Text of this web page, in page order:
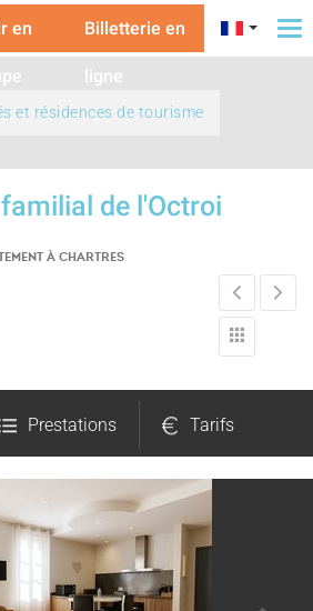
en Billetterie en
ligne
et résidences de tourisme
de l'Octroi
À CHARTRES
Prestations Tarifs
Ouvertures Photos